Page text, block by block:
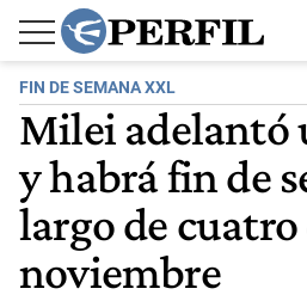
FIN DE SEMANA XXL
Milei adelantó
y habrá fin de
largo de cuatro
noviembre